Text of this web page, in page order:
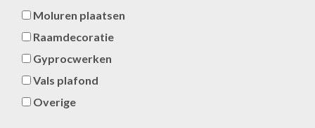
Moluren plaatsen
Raamdecoratie
Gyprocwerken
Vals plafond
Overige